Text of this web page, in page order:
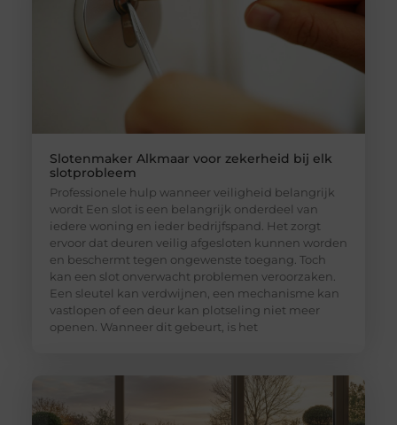
Slotenmaker Alkmaar voor zekerheid bij elk
slotprobleem
Professionele hulp wanneer veiligheid belangrijk
wordt Een slot is een belangrijk onderdeel van
iedere woning en ieder bedrijfspand. Het zorgt
ervoor dat deuren veilig afgesloten kunnen worden
en beschermt tegen ongewenste toegang. Toch
kan een slot onverwacht problemen veroorzaken.
Een sleutel kan verdwijnen, een mechanisme kan
vastlopen of een deur kan plotseling niet meer
openen. Wanneer dit gebeurt, is het